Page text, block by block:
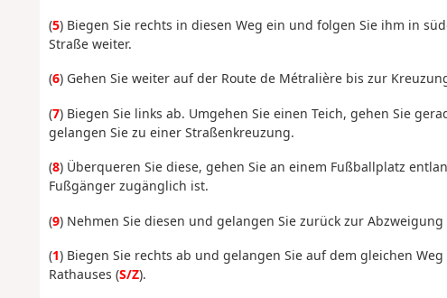
(5) Biegen Sie rechts in diesen Weg ein und folgen Sie ihm in
Straße weiter.
(6) Gehen Sie weiter auf der Route de Métralière bis zur
(7) Biegen Sie links ab. Umgehen Sie einen Teich, gehen Sie
gelangen Sie zu einer Straßenkreuzung.
(8) Überqueren Sie diese, gehen Sie an einem Fußballplatz
Fußgänger zugänglich ist.
(9) Nehmen Sie diesen und gelangen Sie zurück zur
(1) Biegen Sie rechts ab und gelangen Sie auf dem gleichen
Rathauses (S/Z).